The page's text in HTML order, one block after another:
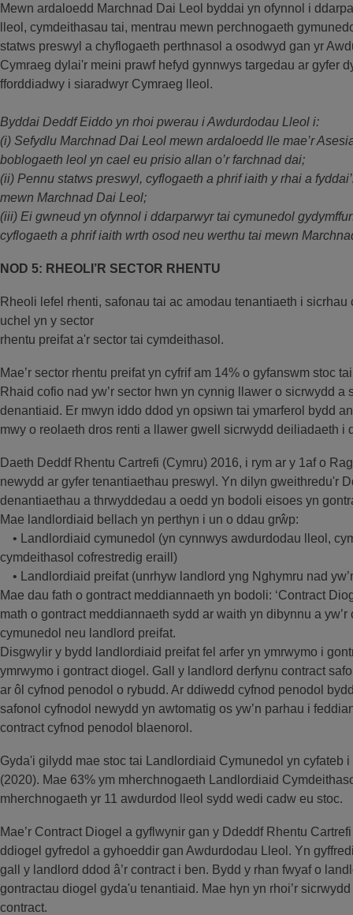
Mewn ardaloedd Marchnad Dai Leol byddai yn ofynnol i
lleol, cymdeithasau tai, mentrau mewn perchnogaeth
statws preswyl a chyflogaeth perthnasol a osodwyd gan yr
Cymraeg dylai'r meini prawf hefyd gynnwys targedau ar gyfer
fforddiadwy i siaradwyr Cymraeg lleol.
Byddai Deddf Eiddo yn rhoi pwerau i Awdurdodau Lleol i:
(i) Sefydlu Marchnad Dai Leol mewn ardaloedd lle mae’r
boblogaeth leol yn cael eu prisio allan o’r farchnad dai;
(ii) Pennu statws preswyl, cyflogaeth a phrif iaith y rhai a
mewn Marchnad Dai Leol;
(iii) Ei gwneud yn ofynnol i ddarparwyr tai cymunedol
cyflogaeth a phrif iaith wrth osod neu werthu tai mewn
NOD 5: RHEOLI’R SECTOR RHENTU
Rheoli lefel rhenti, safonau tai ac amodau tenantiaeth i
uchel yn y sector
rhentu preifat a'r sector tai cymdeithasol.
Mae’r sector rhentu preifat yn cyfrif am 14% o gyfanswm stoc
Rhaid cofio nad yw’r sector hwn yn cynnig llawer o sicrwydd a
denantiaid. Er mwyn iddo ddod yn opsiwn tai ymarferol bydd
mwy o reolaeth dros renti a llawer gwell sicrwydd deiliadaeth i
Daeth Deddf Rhentu Cartrefi (Cymru) 2016, i rym ar y 1af o
newydd ar gyfer tenantiaethau preswyl. Yn dilyn gweithredu'r
denantiaethau a thrwyddedau a oedd yn bodoli eisoes yn
Mae landlordiaid bellach yn perthyn i un o ddau grŵp:
• Landlordiaid cymunedol (yn cynnwys awdurdodau lleol,
cymdeithasol cofrestredig eraill)
• Landlordiaid preifat (unrhyw landlord yng Nghymru nad
Mae dau fath o gontract meddiannaeth yn bodoli: ‘Contract
math o gontract meddiannaeth sydd ar waith yn dibynnu a
cymunedol neu landlord preifat.
Disgwylir y bydd landlordiaid preifat fel arfer yn ymrwymo i
ymrwymo i gontract diogel. Gall y landlord derfynu contract
ar ôl cyfnod penodol o rybudd. Ar ddiwedd cyfnod penodol
safonol cyfnodol newydd yn awtomatig os yw’n parhau i
contract cyfnod penodol blaenorol.
Gyda'i gilydd mae stoc tai Landlordiaid Cymunedol yn cyfateb
(2020). Mae 63% ym mherchnogaeth Landlordiaid
mherchnogaeth yr 11 awdurdod lleol sydd wedi cadw eu stoc.
Mae’r Contract Diogel a gyflwynir gan y Ddeddf Rhentu
ddiogel gyfredol a gyhoeddir gan Awdurdodau Lleol. Yn
gall y landlord ddod â’r contract i ben. Bydd y rhan fwyaf o
gontractau diogel gyda'u tenantiaid. Mae hyn yn rhoi’r
contract.